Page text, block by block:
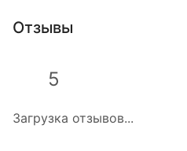
Отзывы
Загрузка отзывов...
5